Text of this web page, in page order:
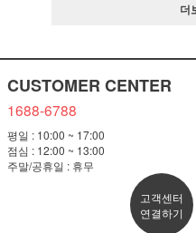
더
CUSTOMER CENTER
1688-6788
평일 : 10:00 ~ 17:00
점심 : 12:00 ~ 13:00
주말/공휴일 : 휴무
고객센터
연결하기